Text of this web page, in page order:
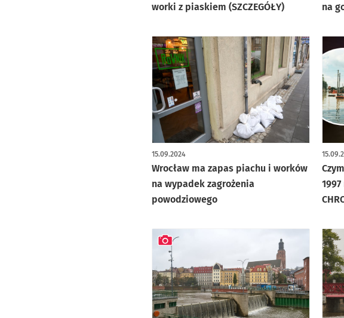
worki z piaskiem (SZCZEGÓŁY)
na
Wrocław ma zapas piachu i worków
na wypadek zagrożenia
powodziowego
15.09.2024